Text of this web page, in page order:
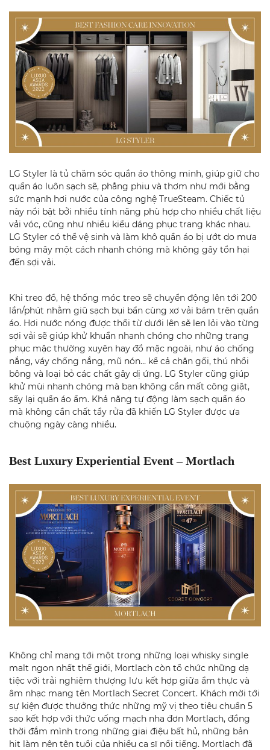
LG Styler là tủ chăm sóc quần áo thông minh, giúp giữ cho
quần áo luôn sạch sẽ, phẳng phiu và thơm như mới bằng
sức mạnh hơi nước của công nghệ TrueSteam. Chiếc tủ
này nổi bật bởi nhiều tính năng phù hợp cho nhiều chất liệu
vải vóc, cũng như nhiều kiểu dáng phục trang khác nhau.
LG Styler có thể vệ sinh và làm khô quần áo bị ướt do mưa
bóng mây một cách nhanh chóng mà không gây tổn hại
đến sợi vải.
Khi treo đồ, hệ thống móc treo sẽ chuyển động lên tới 200
lần/phút nhằm giũ sạch bụi bẩn cùng xơ vải bám trên quần
áo. Hơi nước nóng được thổi từ dưới lên sẽ len lỏi vào từng
sợi vải sẽ giúp khử khuẩn nhanh chóng cho những trang
phục mặc thường xuyên hay đồ mặc ngoài, như áo chống
nắng, váy chống nắng, mũ nón… kể cả chăn gối, thú nhồi
bông và loại bỏ các chất gây dị ứng. LG Styler cũng giúp
khử mùi nhanh chóng mà bạn không cần mất công giặt,
sấy lại quần áo ẩm. Khả năng tự động làm sạch quần áo
mà không cần chất tẩy rửa đã khiến LG Styler được ưa
chuộng ngày càng nhiều.
Best Luxury Experiential Event – Mortlach
Không chỉ mang tới một trong những loại whisky single
malt ngon nhất thế giới, Mortlach còn tổ chức những dạ
tiệc với trải nghiệm thượng lưu kết hợp giữa ẩm thực và
âm nhạc mang tên Mortlach Secret Concert. Khách mời tới
sự kiện được thưởng thức những mỹ vị theo tiêu chuẩn 5
sao kết hợp với thức uống mạch nha đơn Mortlach, đồng
thời đắm mình trong những giai điệu bất hủ, những bản
hit làm nên tên tuổi của nhiều ca sĩ nổi tiếng. Mortlach đã